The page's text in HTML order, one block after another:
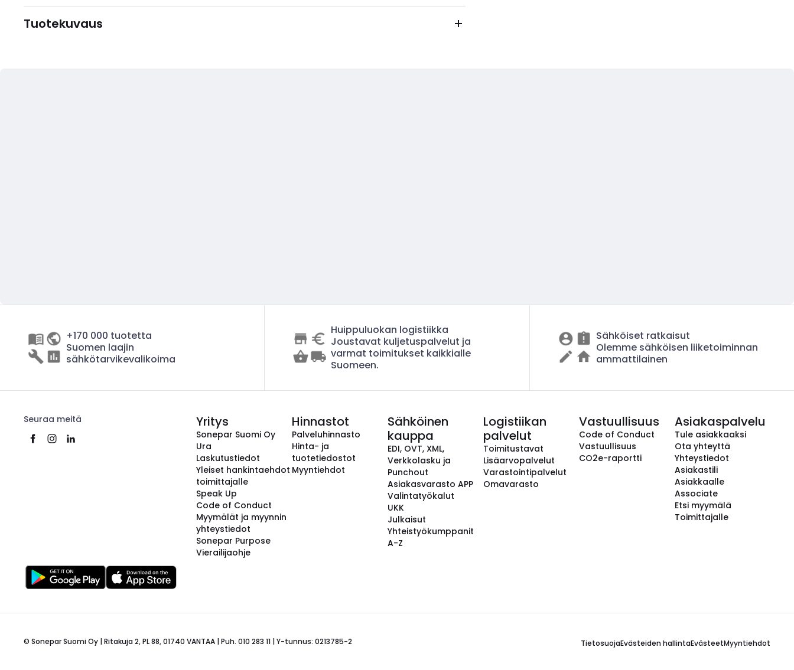
Tuotekuvaus
+170 000 tuotetta
Suomen laajin
sähkötarvikevalikoima
Huippuluokan logistiikka
Joustavat kuljetuspalvelut ja
varmat toimitukset kaikkialle
Suomeen.
Sähköiset ratkaisut
Olemme sähköisen liiketoiminnan
ammattilainen
Seuraa meitä Yritys
Sonepar Suomi Oy
Ura
Laskutustiedot
Yleiset hankintaehdot
toimittajalle
Speak Up
Code of Conduct
Myymälät ja myynnin
yhteystiedot
Sonepar Purpose
Vierailijaohje
Hinnastot
Palveluhinnasto
Hinta- ja
tuotetiedostot
Myyntiehdot
Sähköinen
kauppa
EDI, OVT, XML,
Verkkolasku ja
Punchout
Asiakasvarasto APP
Valintatyökalut
UKK
Julkaisut
Yhteistyökumppanit
A-Z
Logistiikan
palvelut
Toimitustavat
Lisäarvopalvelut
Varastointipalvelut
Omavarasto
Vastuullisuus
Code of Conduct
Vastuullisuus
CO2e-raportti
Asiakaspalvelu
Tule asiakkaaksi
Ota yhteyttä
Yhteystiedot
Asiakastili
Asiakkaalle
Associate
Etsi myymälä
Toimittajalle
© Sonepar Suomi Oy | Ritakuja 2, PL 88, 01740 VANTAA | Puh. 010 283 11 | Y-tunnus: 0213785-2 TietosuojaEvästeiden hallintaEvästeetMyyntiehdot